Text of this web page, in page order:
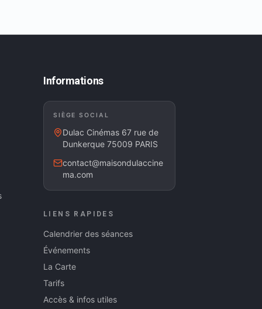
Informations
SIÈGE SOCIAL
Dulac Cinémas 67 rue de
Dunkerque 75009 PARIS
contact@maisondulaccine
ma.com
LIENS RAPIDES
Calendrier des séances
Événements
La Carte
Tarifs
Accès & infos utiles